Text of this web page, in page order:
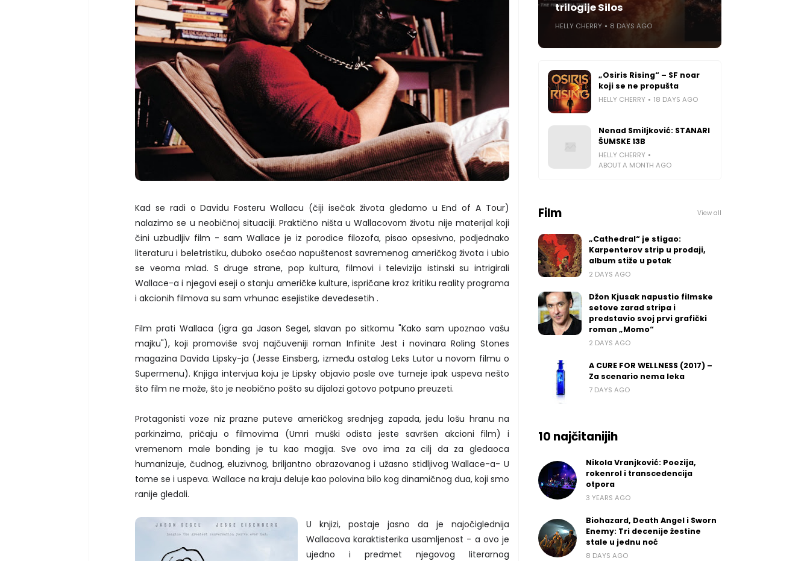
Kad se radi o Davidu Fosteru Wallacu (čiji isečak života gledamo u End of A Tour)
nalazimo se u neobičnoj situaciji. Praktično ništa u Wallacovom životu nije materijal koji
čini uzbudljiv film - sam Wallace je iz porodice filozofa, pisao opsesivno, podjednako
literaturu i beletristiku, duboko osećao napuštenost savremenog američkog života i ubio
se veoma mlad. S druge strane, pop kultura, filmovi i televizija istinski su intrigirali
Wallace-a i njegovi eseji o stanju američke kulture, ispričane kroz kritiku reality programa
i akcionih filmova su sam vrhunac esejistike devedesetih .
Film prati Wallaca (igra ga Jason Segel, slavan po sitkomu "Kako sam upoznao vašu
majku"), koji promoviše svoj najčuveniji roman Infinite Jest i novinara Roling Stones
magazina Davida Lipsky-ja (Jesse Einsberg, između ostalog Leks Lutor u novom filmu o
Supermenu). Knjiga intervjua koju je Lipsky objavio posle ove turneje ipak uspeva nešto
što film ne može, što je neobično pošto su dijalozi gotovo potpuno preuzeti.
Protagonisti voze niz prazne puteve američkog srednjeg zapada, jedu lošu hranu na
parkinzima, pričaju o filmovima (Umri muški odista jeste savršen akcioni film) i
vremenom male bonding je tu kao magija. Sve ovo ima za cilj da za gledaoca
humanizuje, čudnog, eluzivnog, briljantno obrazovanog i užasno stidljivog Wallace-a- U
tome se i uspeva. Wallace na kraju deluje kao polovina bilo kog dinamičnog dua, koji smo
ranije gledali.
U knjizi, postaje jasno da je najočiglednija
Wallacova karaktisterika usamljenost - a ovo je
ujedno i predmet njegovog literarnog
trilogije Silos
HELLY CHERRY 8 DAYS AGO
„Osiris Rising“ – SF noar
koji se ne propušta
HELLY CHERRY 18 DAYS AGO
Nenad Smiljković: STANARI
ŠUMSKE 13B
HELLY CHERRY
ABOUT A MONTH AGO
Film View all
„Cathedral“ je stigao:
Karpenterov strip u prodaji,
album stiže u petak
2 DAYS AGO
Džon Kjusak napustio filmske
setove zarad stripa i
predstavio svoj prvi grafički
roman „Momo“
2 DAYS AGO
A CURE FOR WELLNESS (2017) –
Za scenario nema leka
7 DAYS AGO
10 najčitanijih
Nikola Vranjković: Poezija,
rokenrol i transcedencija
otpora
3 YEARS AGO
Biohazard, Death Angel i Sworn
Enemy: Tri decenije žestine
stale u jednu noć
8 DAYS AGO